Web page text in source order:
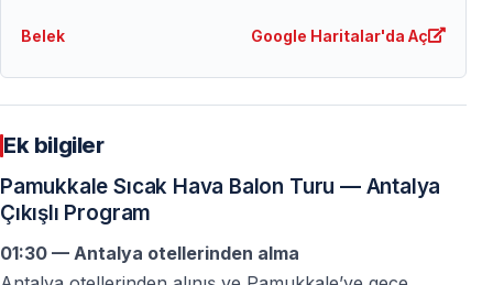
Antalya’dan kaçta hareket edilir?
Gece saatlerinde hareket edilir ve gün doğumundan
önce balon kalkış alanına varılır.
Sıcak hava balonu güvenli mi?
Evet — uçuşlar lisanslı pilotlar ve deneyimli ekipler
tarafından, sivil havacılık kurallarına uygun şekilde
yapılır.
Belek Google Haritalar'da Aç
Ek bilgiler
Pamukkale Sıcak Hava Balon Turu — Antalya
Çıkışlı Program
01:30 — Antalya otellerinden alma